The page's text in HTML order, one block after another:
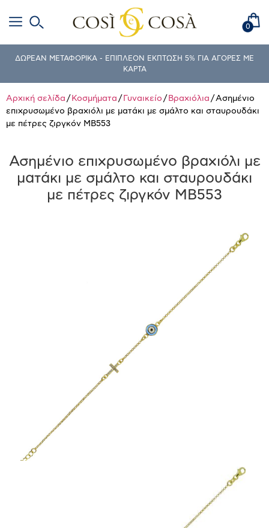
0
ΔΩΡΕΑΝ ΜΕΤΑΦΟΡΙΚΑ - ΕΠΙΠΛΕΟΝ ΕΚΠΤΩΣΗ 5% ΓΙΑ ΑΓΟΡΕΣ ΜΕ
ΚΑΡΤΑ
Αρχική σελίδα / Κοσμήματα / Γυναικείο / Βραχιόλια / Ασημένιο
επιχρυσωμένο βραχιόλι με ματάκι με σμάλτο και σταυρουδάκι
με πέτρες ζιργκόν MB553
Ασημένιο επιχρυσωμένο βραχιόλι με
ματάκι με σμάλτο και σταυρουδάκι
με πέτρες ζιργκόν MB553